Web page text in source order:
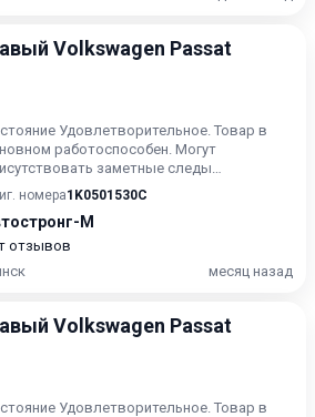
Volkswagen Passat
Удовлетворительное. Товар в
работоспособен. Могут
заметные следы
царапины и/или износ. Для и...
номера1K0501530C
М
отзывов
месяц назад
Volkswagen Passat
Удовлетворительное. Товар в